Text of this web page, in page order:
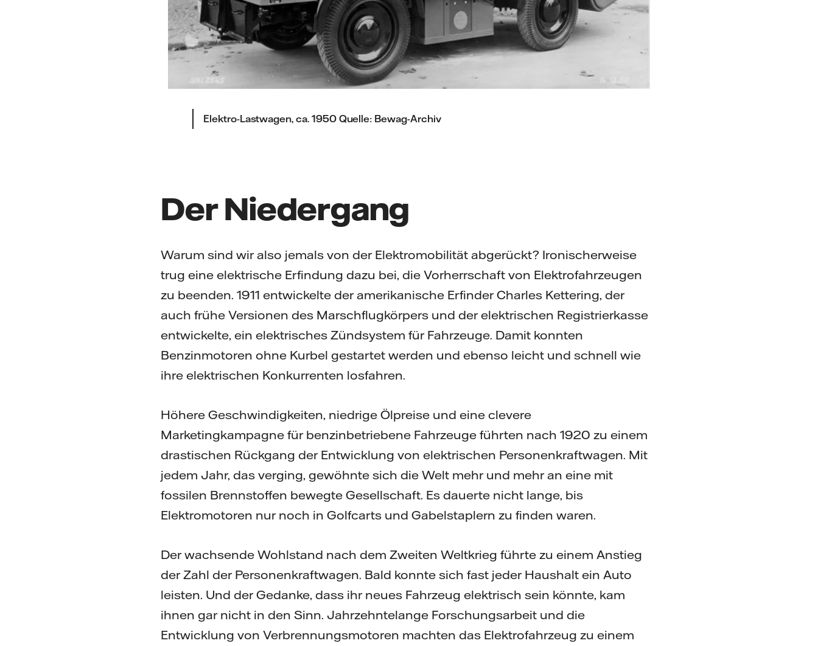
Elektro-Lastwagen, ca. 1950 Quelle: Bewag-Archiv
Der Niedergang
Warum sind wir also jemals von der Elektromobilität abgerückt? Ironischerweise
trug eine elektrische Erfindung dazu bei, die Vorherrschaft von Elektrofahrzeugen
zu beenden. 1911 entwickelte der amerikanische Erfinder Charles Kettering, der
auch frühe Versionen des Marschflugkörpers und der elektrischen Registrierkasse
entwickelte, ein elektrisches Zündsystem für Fahrzeuge. Damit konnten
Benzinmotoren ohne Kurbel gestartet werden und ebenso leicht und schnell wie
ihre elektrischen Konkurrenten losfahren.
Höhere Geschwindigkeiten, niedrige Ölpreise und eine clevere
Marketingkampagne für benzinbetriebene Fahrzeuge führten nach 1920 zu einem
drastischen Rückgang der Entwicklung von elektrischen Personenkraftwagen. Mit
jedem Jahr, das verging, gewöhnte sich die Welt mehr und mehr an eine mit
fossilen Brennstoffen bewegte Gesellschaft. Es dauerte nicht lange, bis
Elektromotoren nur noch in Golfcarts und Gabelstaplern zu finden waren.
Der wachsende Wohlstand nach dem Zweiten Weltkrieg führte zu einem Anstieg
der Zahl der Personenkraftwagen. Bald konnte sich fast jeder Haushalt ein Auto
leisten. Und der Gedanke, dass ihr neues Fahrzeug elektrisch sein könnte, kam
ihnen gar nicht in den Sinn. Jahrzehntelange Forschungsarbeit und die
Entwicklung von Verbrennungsmotoren machten das Elektrofahrzeug zu einem